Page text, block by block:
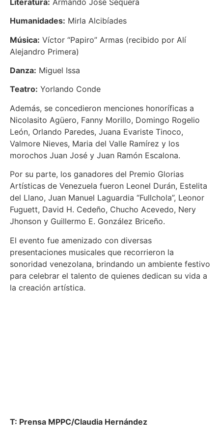
Humanidades: Mirla Alcibíades
Música: Víctor “Papiro” Armas (recibido por Alí
Alejandro Primera)
Danza: Miguel Issa
Teatro: Yorlando Conde
Además, se concedieron menciones honoríficas a
Nicolasito Agüero, Fanny Morillo, Domingo Rogelio
León, Orlando Paredes, Juana Evariste Tinoco,
Valmore Nieves, Maria del Valle Ramírez y los
morochos Juan José y Juan Ramón Escalona.
Por su parte, los ganadores del Premio Glorias
Artísticas de Venezuela fueron Leonel Durán, Estelita
del Llano, Juan Manuel Laguardia “Fullchola”, Leonor
Fuguett, David H. Cedeño, Chucho Acevedo, Nery
Jhonson y Guillermo E. González Briceño.
El evento fue amenizado con diversas
presentaciones musicales que recorrieron la
sonoridad venezolana, brindando un ambiente festivo
para celebrar el talento de quienes dedican su vida a
la creación artística.
T: Prensa MPPC/Claudia Hernández